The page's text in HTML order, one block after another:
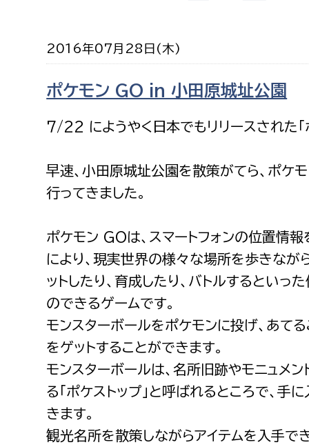
労働者
ペット
福祉健康部
福祉政策課
障がい福祉課
保険課
子ども
建設部
建設政策課
国県事業推進課
土木管理課
道水路整備課
みどり公園課
建築課
会計管
出納室
2016年07月28日(木)
ポケモン GO in 小田原城址公園
7/22 にようやく日本でもリリースされた「
早速、小田原城址公園を散策がてら、ポケモ
行ってきました。
ポケモン GOは、スマートフォンの位置情
により、現実世界の様々な場所を歩きなが
ットしたり、育成したり、バトルするといっ
のできるゲームです。
モンスターボールをポケモンに投げ、あて
をゲットすることができます。
モンスターボールは、名所旧跡やモニュメン
る「ポケストップ」と呼ばれるところで、手
きます。
観光名所を散策しながらアイテムを入手で